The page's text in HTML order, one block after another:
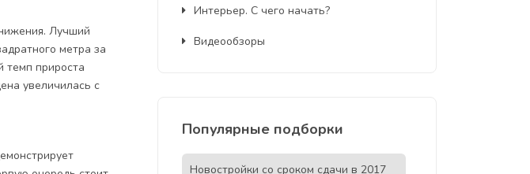
Лучший
метра за
темп прироста
увеличилась с
Интерьер. С чего начать?
Видеообзоры
Популярные подборки
Новостройки со сроком сдачи в 2017